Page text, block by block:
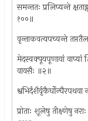
समन्ततः प्रलिप्यन्ते
१००॥
वृन्ताकवत्यपच्यन्ते
मेदस्वक्पूयपूणायां वाप्यां
वायसैः ॥२॥
प्रोताः शूलेषु तीक्ष्णेषु